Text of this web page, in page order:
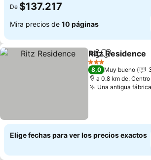
De $137.217
Mira precios de 10 páginas
CompartirAgregar a
Ritz Residence
3 Estrellas
8,0 Muy bueno
a 0.8 km de:
Una antigua
Elige fechas para ver los precios exactos